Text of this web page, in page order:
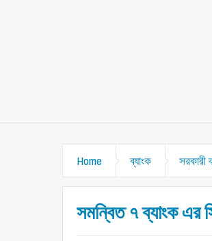
Home ব্যাংক সরকারী
সমন্বিত ৭ ব্যাংক এর